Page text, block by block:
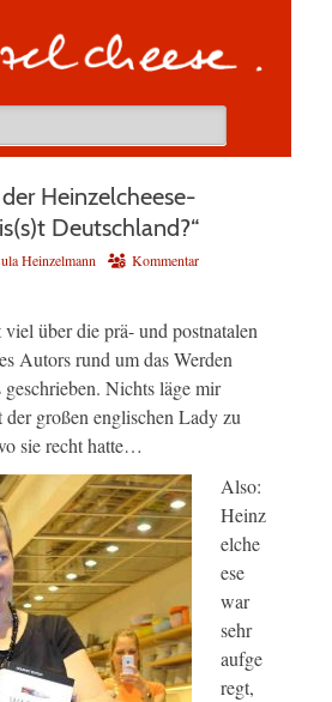
Heinzelcheese-
Deutschland?“
Heinzelmann
Kommentar
über die prä- und postnatalen
Autors rund um das Werden
geschrieben. Nichts läge mir
der großen englischen Lady zu
sie recht hatte…
Also:
Heinz
elche
ese
war
sehr
aufge
regt,